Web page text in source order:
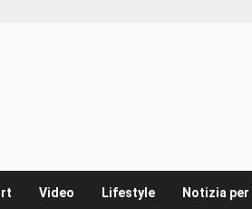
Video Lifestyle Notizia